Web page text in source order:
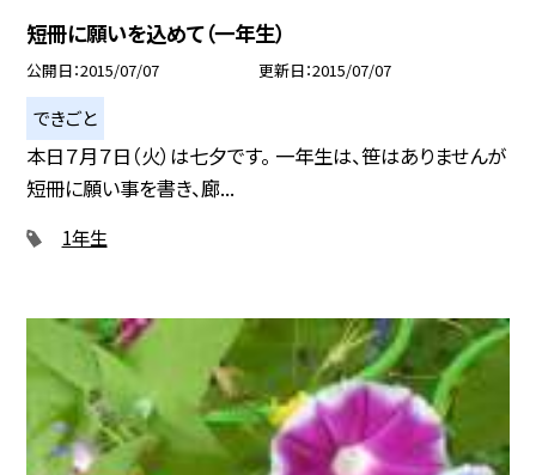
短冊に願いを込めて（一年生）
公開日 2015/07/07 更新日 2015/07/07
できごと
本日７月７日（火）は七夕です。 一年生は、笹はありませんが
短冊に願い事を書き、廊...
1年生